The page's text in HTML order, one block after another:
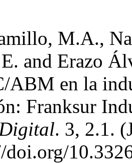
M.A.,
and Erazo
ABM en la
Franksur
. 3, 2.1.